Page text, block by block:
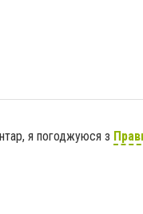
я погоджуюся з